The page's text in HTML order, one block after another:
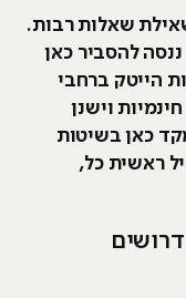
שאלות רבות.
להסביר כאן
הייטק ברחבי
וישנן
כאן בשיטות
ראשית כל,